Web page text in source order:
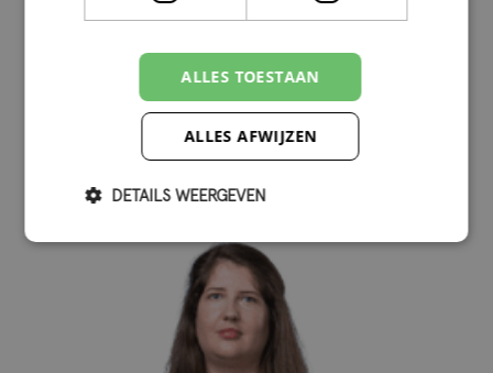
ALLES TOESTAAN
ALLES AFWIJZEN
DETAILS WEERGEVEN